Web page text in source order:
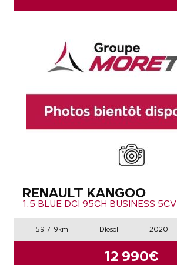
RENAULT KANGOO
1.5 BLUE DCI 95CH BUSINESS 5CV
59 719km Diesel 2020
12 990€